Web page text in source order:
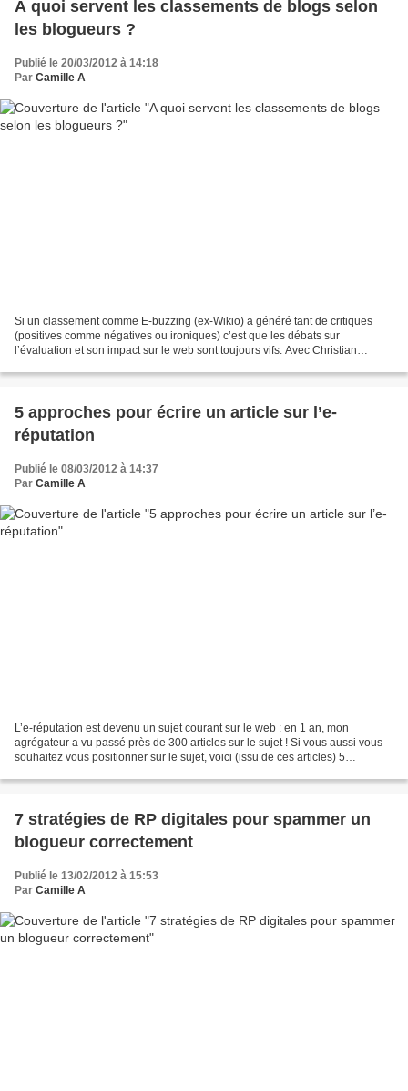
A quoi servent les classements de blogs selon
les blogueurs ?
Publié le 20/03/2012 à 14:18
Par Camille A
Si un classement comme E-buzzing (ex-Wikio) a généré tant de critiques
(positives comme négatives ou ironiques) c’est que les débats sur
l’évaluation et son impact sur le web sont toujours vifs. Avec Christian
5 approches pour écrire un article sur l’e-
réputation
Publié le 08/03/2012 à 14:37
Par Camille A
L’e-réputation est devenu un sujet courant sur le web : en 1 an, mon
agrégateur a vu passé près de 300 articles sur le sujet ! Si vous aussi vous
souhaitez vous positionner sur le sujet, voici (issu de ces articles) 5
7 stratégies de RP digitales pour spammer un
blogueur correctement
Publié le 13/02/2012 à 15:53
Par Camille A